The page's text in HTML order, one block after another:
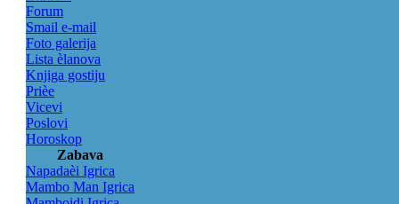
Forum
Smail e-mail
Foto galerija
Lista èlanova
Knjiga gostiju
Prièe
Vicevi
Poslovi
Horoskop
Zabava
Napadaèi Igrica
Mambo Man Igrica